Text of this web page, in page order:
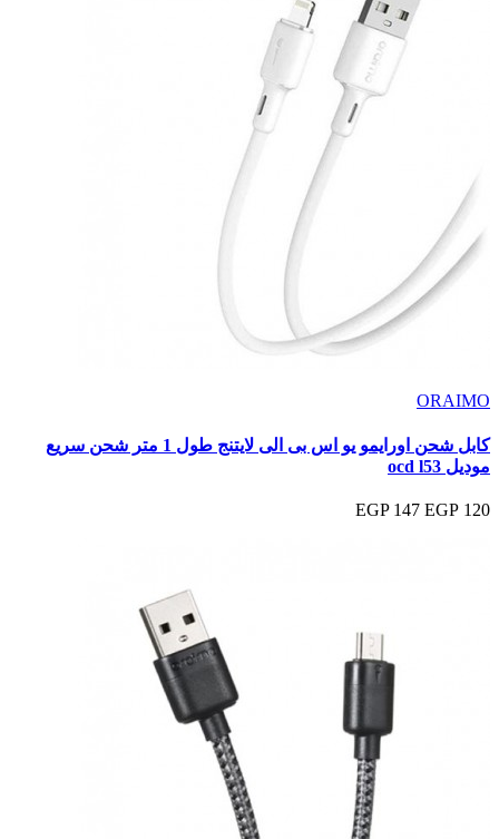
ORAIMO
كابل شحن اورايمو يو اس بى الى لايتنج طول 1 متر شحن سريع
موديل ocd l53
120 EGP
147 EGP